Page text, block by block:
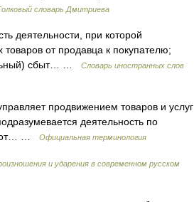
словарь Дмитриева
деятельности, при которой
от продавца к покупателю;
сбыт… …
Словарь иностранных слов
продвижением товаров и услуг
деятельность по
от… …
Официальная терминология
и ударения в современном русском